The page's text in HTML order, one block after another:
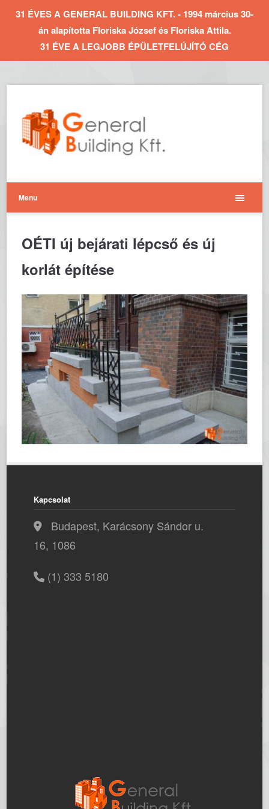
31 ÉVES A GENERAL BUILDING KFT. - 1994 március 30-
án alapította Floriska József és Floriska Attila.
31 ÉVE A LEGJOBB ÉPÜLETFELÚJÍTÓ CÉG
Menu
OÉTI új bejárati lépcső és új
korlát építése
Kapcsolat
Budapest, Karácsony Sándor u.
16, 1086
(1) 333 5180